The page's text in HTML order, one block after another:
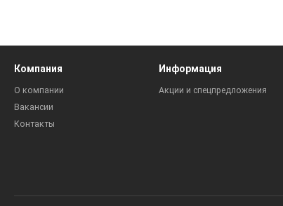
Компания
О компании
Вакансии
Контакты
Информация
Акции и спецпредложения